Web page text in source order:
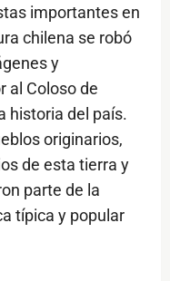
importantes en
chilena se robó
y
al Coloso de
historia del país.
originarios,
de esta tierra y
parte de la
típica y popular